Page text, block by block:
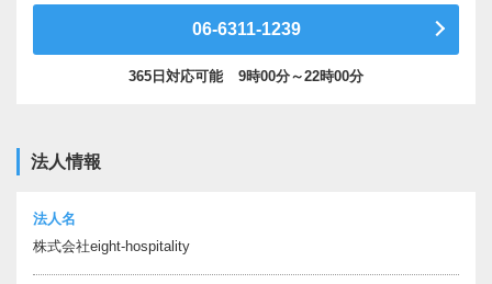
06-6311-1239
365日対応可能 9時00分～22時00分
法人情報
法人名
株式会社eight-hospitality